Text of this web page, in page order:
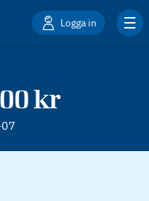
Logga in
kr